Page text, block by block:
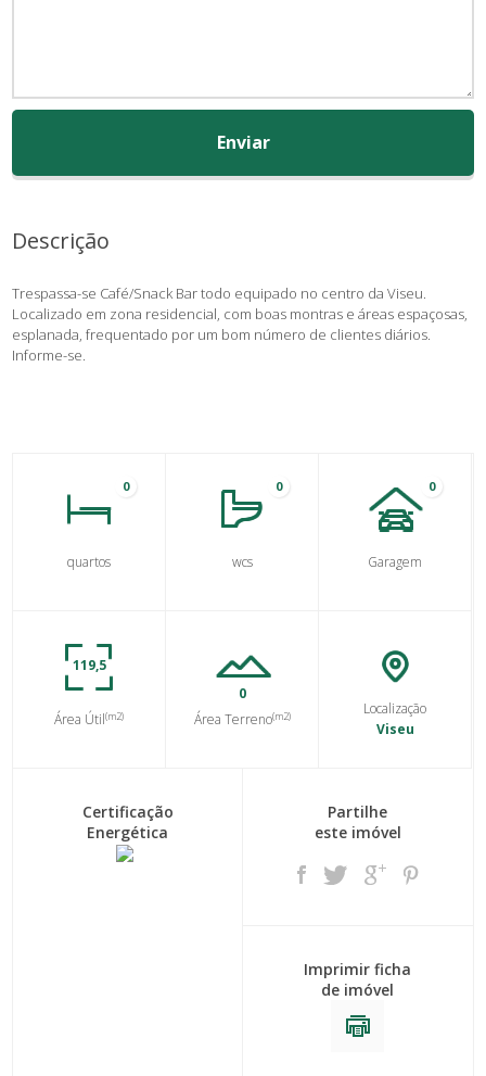
Enviar
Descrição
Trespassa-se Café/Snack Bar todo equipado no centro da Viseu.
Localizado em zona residencial, com boas montras e áreas espaçosas,
esplanada, frequentado por um bom número de clientes diários.
Informe-se.
0
quartos
0
wcs
0
Garagem
119,5
Área Útil(m2)
0
Área Terreno(m2)
Localização
Viseu
Certificação
Energética
Partilhe
este imóvel
Imprimir ficha
de imóvel